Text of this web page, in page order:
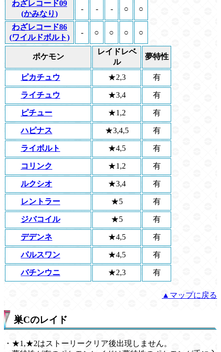
わざレコード09
(かみなり)
- - - ○ ○
わざレコード86
(ワイルドボルト)
- ○ ○ ○ ○
ポケモン
レイドレベ
ル
夢特性
ピカチュウ ★2,3 有
ライチュウ ★3,4 有
ピチュー ★1,2 有
ハピナス ★3,4,5 有
ライボルト ★4,5 有
コリンク ★1,2 有
ルクシオ ★3,4 有
レントラー ★5 有
ジバコイル ★5 有
デデンネ ★4,5 有
パルスワン ★4,5 有
バチンウニ ★2,3 有
▲マップに戻る
巣Cのレイド
・★1,★2はストーリークリア後出現しません。